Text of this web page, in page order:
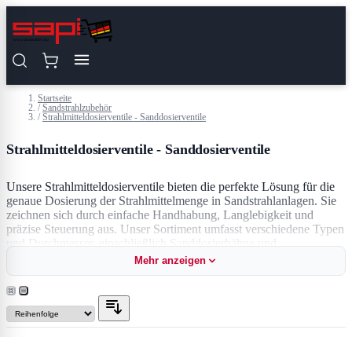
Startseite
/ Sandstrahlzubehör
/ Strahlmitteldosierventile - Sanddosierventile
Strahlmitteldosierventile - Sanddosierventile
Unsere Strahlmitteldosierventile bieten die perfekte Lösung für die
genaue Dosierung der Strahlmittelmenge in Sandstrahlanlagen. Sie
zeichnen sich durch einfache Handhabung, Langlebigkeit und
präzise Steuerung aus. Unser Sortiment umfasst verschiedene Typen
und Durchmesser, einschließlich Sanddosierhähne und
Diese Ventile sind entscheidend für den wirtschaftlichen Betrieb
Ihres Druckstrahlkessels, da sie die Strahlmitteldurchflussmenge
regulieren. Eine präzise Einstellung hilft, Strahlmittel zu sparen und
effektiver zu arbeiten. Unser erfahrenes Team berät Sie gerne bei der
Mehr anzeigen